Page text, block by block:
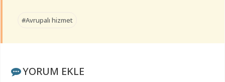
#Avrupalı hizmet
YORUM EKLE